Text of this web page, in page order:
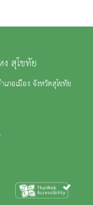
สุโขทัย
ภอเมือง จังหวัดสุโขทัย